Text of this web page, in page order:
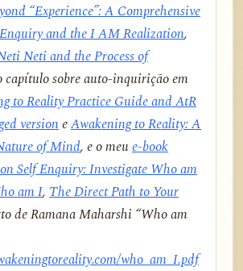
“Experience”: A Comprehensive
and the I AM Realization,
Neti and the Process of
capítulo sobre auto-inquirição em
to Reality Practice Guide and AtR
versioneAwakening to Reality: A
of Mind, e o meue-book
Self Enquiry: Investigate Who am
am I, The Direct Path to Your
de Ramana Maharshi “Who am
who_am_I.pdf